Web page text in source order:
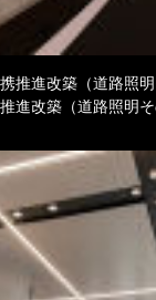
携推進改築（道
進改築（道路照明